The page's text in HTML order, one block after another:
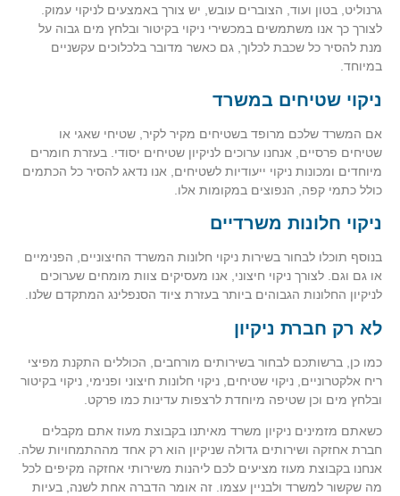
גרנוליט, בטון ועוד, הצוברים עובש, יש צורך באמצעים לניקוי עמוק.
לצורך כך אנו משתמשים במכשירי ניקוי בקיטור ובלחץ מים גבוה על
מנת להסיר כל שכבת לכלוך, גם כאשר מדובר בלכלוכים עקשניים
במיוחד.
ניקוי שטיחים במשרד
אם המשרד שלכם מרופד בשטיחים מקיר לקיר, שטיחי שאגי או
שטיחים פרסיים, אנחנו ערוכים לניקיון שטיחים יסודי. בעזרת חומרים
מיוחדים ומכונות ניקוי ייעודיות לשטיחים, אנו נדאג להסיר כל הכתמים
כולל כתמי קפה, הנפוצים במקומות אלו.
ניקוי חלונות משרדיים
בנוסף תוכלו לבחור בשירות ניקוי חלונות המשרד החיצוניים, הפנימיים
או גם וגם. לצורך ניקוי חיצוני, אנו מעסיקים צוות מומחים שערוכים
לניקיון החלונות הגבוהים ביותר בעזרת ציוד הסנפלינג המתקדם שלנו.
לא רק חברת ניקיון
כמו כן, ברשותכם לבחור בשירותים מורחבים, הכוללים התקנת מפיצי
ריח אלקטרוניים, ניקוי שטיחים, ניקוי חלונות חיצוני ופנימי, ניקוי בקיטור
ובלחץ מים וכן שטיפה מיוחדת לרצפות עדינות כמו פרקט.
כשאתם מזמינים ניקיון משרד מאיתנו בקבוצת מעוז אתם מקבלים
חברת אחזקה ושירותים גדולה שניקיון הוא רק אחד מההתמחויות שלה.
אנחנו בקבוצת מעוז מציעים לכם ליהנות משירותי אחזקה מקיפים לכל
מה שקשור למשרד ולבניין עצמו. זה אומר הדברה אחת לשנה, בעיות